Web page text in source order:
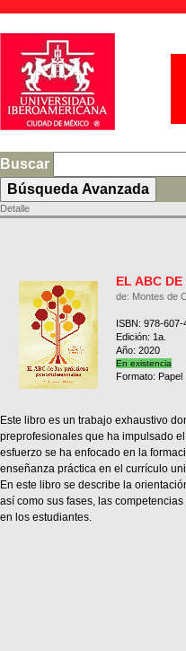
Buscar
Detalle
EL ABC
de: Montes de
ISBN: 978-
Edición: 1a.
Año: 2020
En existencia
Formato: Papel
Este libro es un trabajo exhaustivo
preprofesionales que ha impulsado
esfuerzo se ha enfocado en la
enseñanza práctica en el currículo
En este libro se describe la
así como sus fases, las
en los estudiantes.